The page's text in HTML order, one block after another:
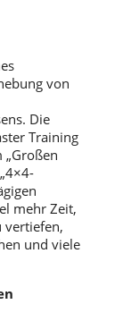
von
Die
Training
mehr Zeit,
vertiefen,
und viele